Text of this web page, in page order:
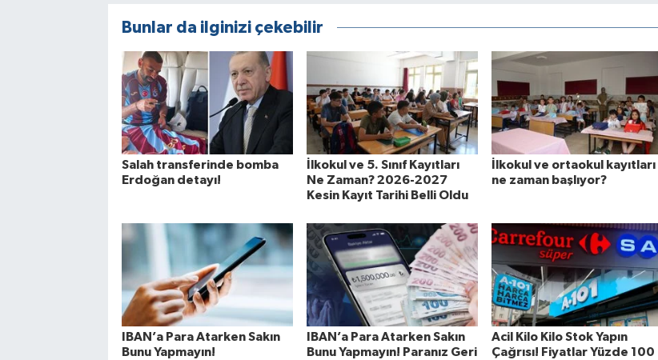
Bunlar da ilginizi çekebilir
Salah transferinde bomba
Erdoğan detayı!
İlkokul ve 5. Sınıf Kayıtları
Ne Zaman? 2026-2027
Kesin Kayıt Tarihi Belli Oldu
İlkokul ve ortaokul kayıtları
ne zaman başlıyor?
IBAN’a Para Atarken Sakın
Bunu Yapmayın!
IBAN’a Para Atarken Sakın
Bunu Yapmayın! Paranız Geri
Acil Kilo Kilo Stok Yapın
Çağrısı! Fiyatlar Yüzde 100